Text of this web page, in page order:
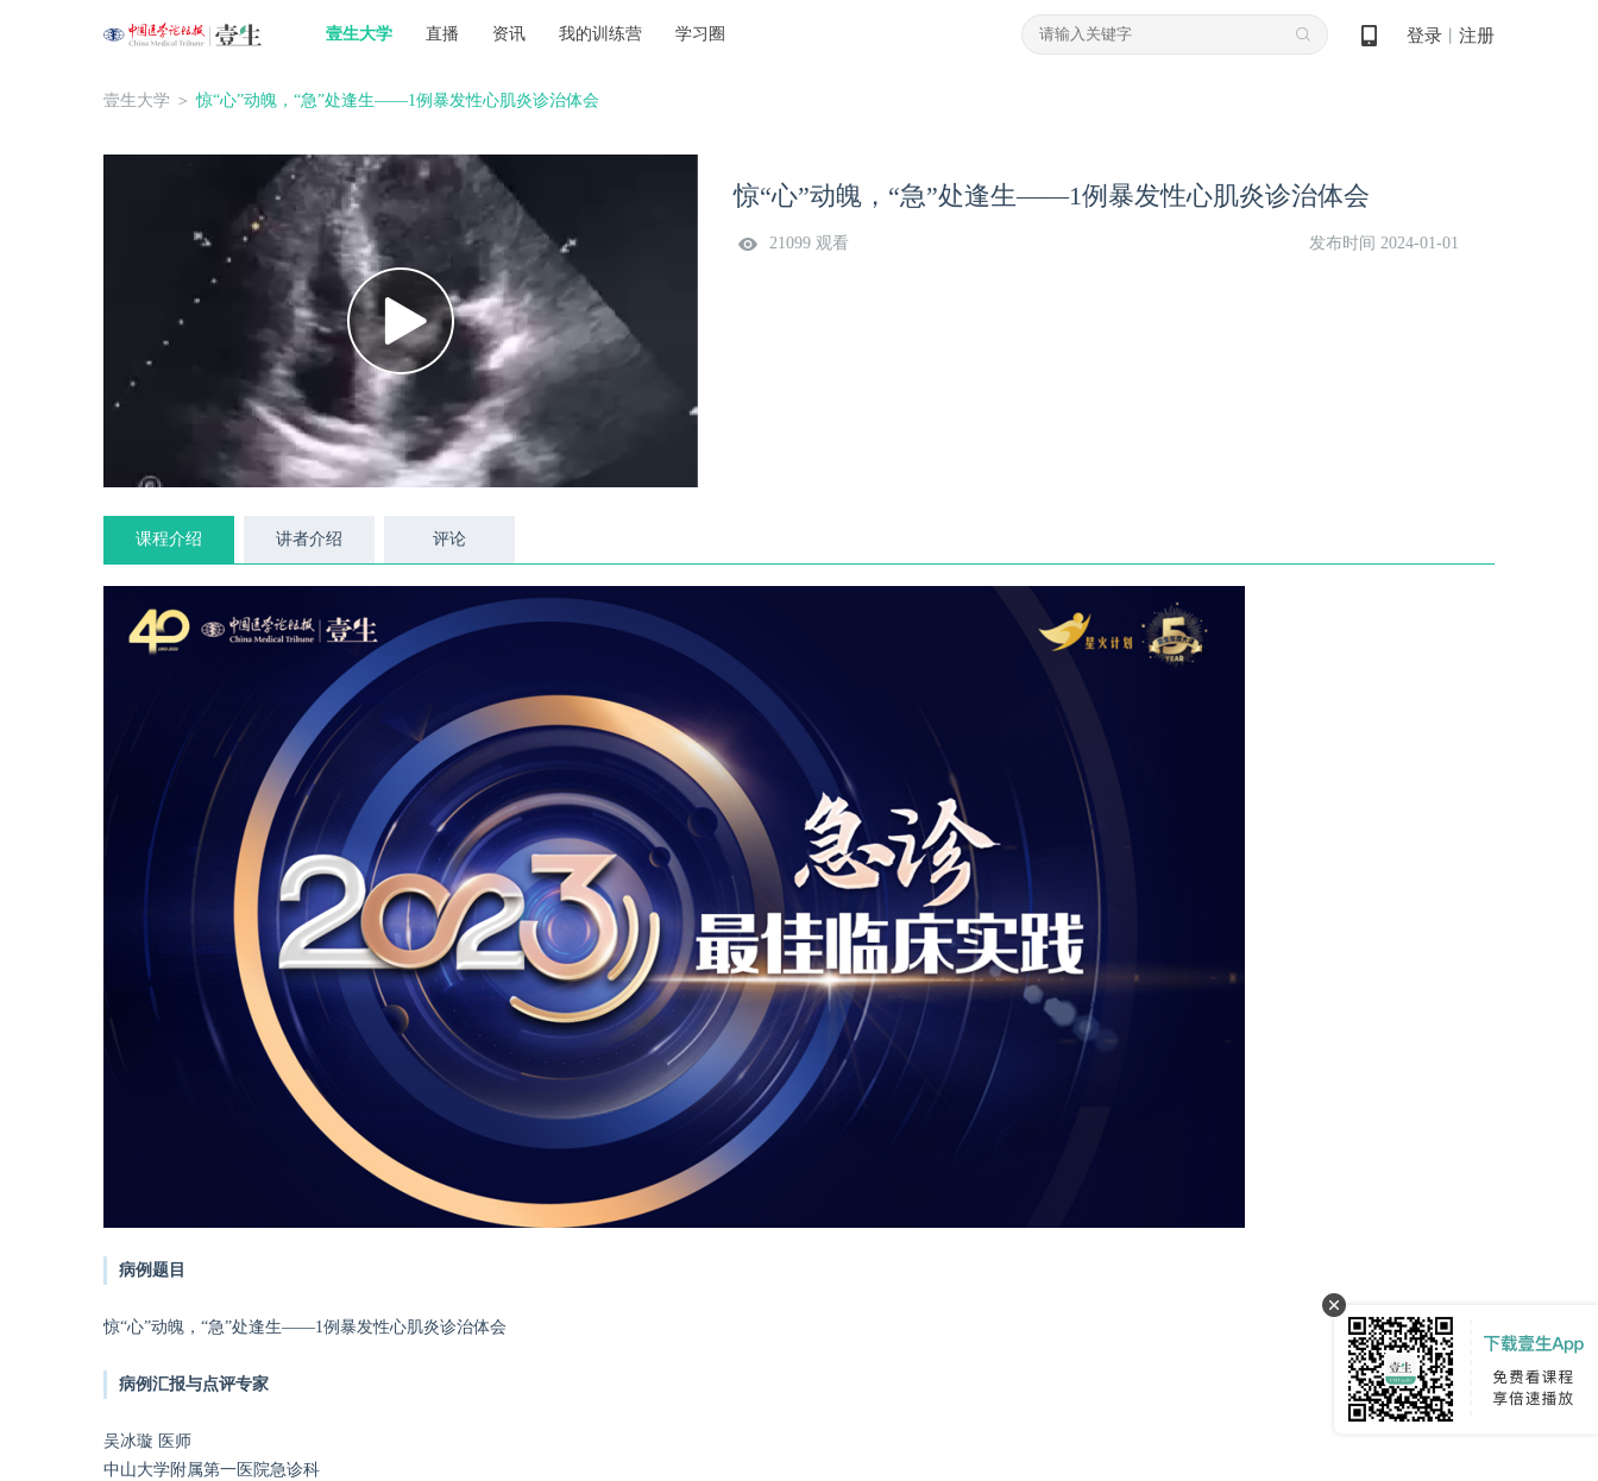
壹生大学 直播 资讯 我的训练营 学习圈 登录 注册
壹生大学 ＞惊“心”动魄，“急”处逢生——1例暴发性心肌炎诊治体会
惊“心”动魄，“急”处逢生——1例暴发性心肌炎诊治体会
21099 观看 发布时间 2024-01-01
课程介绍 讲者介绍 评论
病例题目
惊“心”动魄，“急”处逢生——1例暴发性心肌炎诊治体会
病例汇报与点评专家
吴冰璇 医师
中山大学附属第一医院急诊科